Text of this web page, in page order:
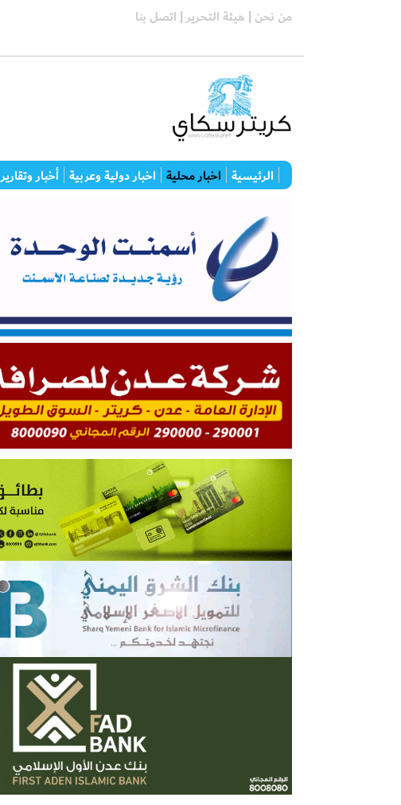
من نحن | هيئة التحرير | اتصل بنا
الرئيسية اخبار محلية اخبار دولية وعربية أخبار وتقارير